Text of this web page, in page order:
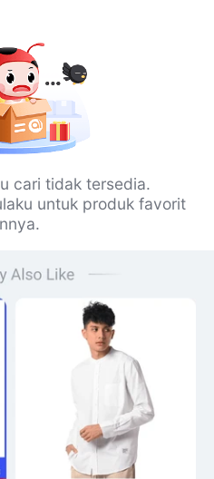
cari tidak tersedia.
untuk produk favorit